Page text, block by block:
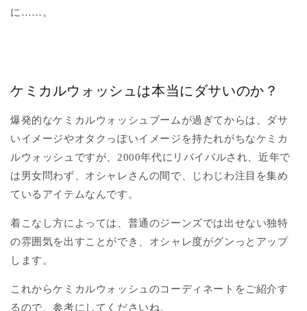
に …… 。
ケミカルウォッシュは本当にダサいのか？
爆発的なケミカルウォッシュブームが過ぎてからは、ダサ
いイメージやオタクっぽいイメージを持たれがちなケミカ
ルウォッシュですが、2000年代にリバイバルされ、近年で
は男女問わず、オシャレさんの間で、じわじわ注目を集め
ているアイテムなんです。
着こなし方によっては、普通のジーンズでは出せない独特
の雰囲気を出すことができ、オシャレ度がグンっとアップ
します。
これからケミカルウォッシュのコーディネートをご紹介す
るので、参考にしてくださいね。